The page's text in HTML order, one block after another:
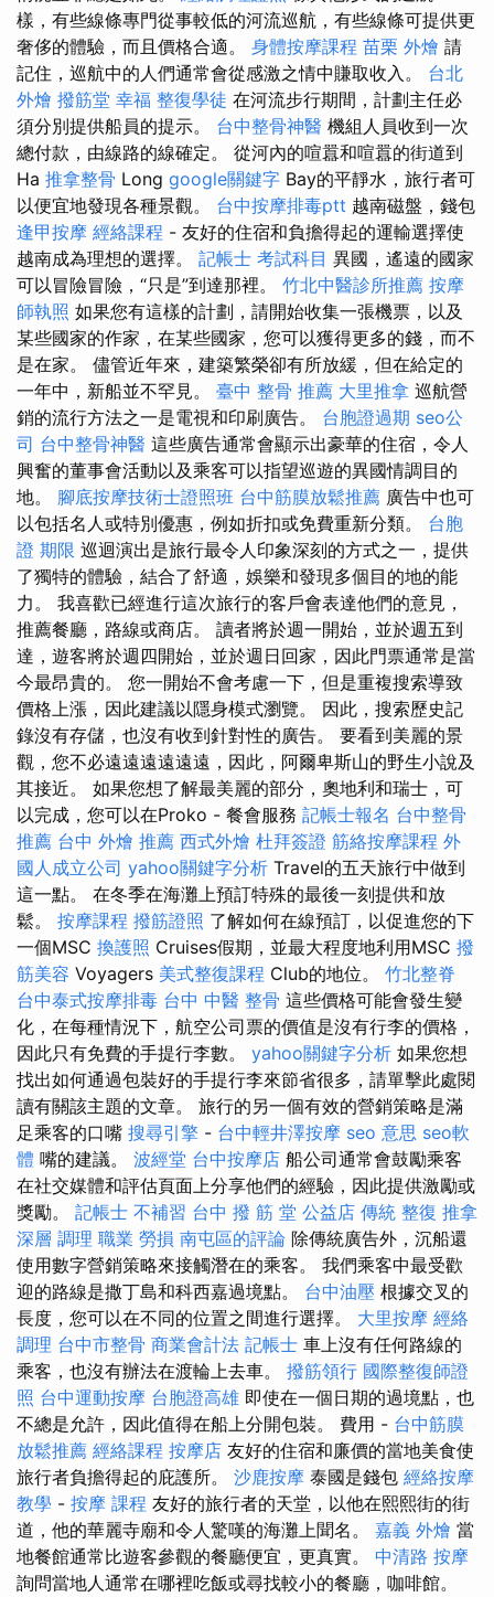
樣，有些線條專門從事較低的河流巡航，有些線條可提供更
奢侈的體驗，而且價格合適。 身體按摩課程 苗栗 外燴 請
記住，巡航中的人們通常會從感激之情中賺取收入。 台北
外燴 撥筋堂 幸福 整復學徒 在河流步行期間，計劃主任必
須分別提供船員的提示。 台中整骨神醫 機組人員收到一次
總付款，由線路的線確定。 從河內的喧囂和喧囂的街道到
Ha 推拿整骨 Long google關鍵字 Bay的平靜水，旅行者可
以便宜地發現各種景觀。 台中按摩排毒ptt 越南磁盤，錢包
逢甲按摩 經絡課程 - 友好的住宿和負擔得起的運輸選擇使
越南成為理想的選擇。 記帳士 考試科目 異國，遙遠的國家
可以冒險冒險，“只是”到達那裡。 竹北中醫診所推薦 按摩
師執照 如果您有這樣的計劃，請開始收集一張機票，以及
某些國家的作家，在某些國家，您可以獲得更多的錢，而不
是在家。 儘管近年來，建築繁榮卻有所放緩，但在給定的
一年中，新船並不罕見。 臺中 整骨 推薦 大里推拿 巡航營
銷的流行方法之一是電視和印刷廣告。 台胞證過期 seo公
司 台中整骨神醫 這些廣告通常會顯示出豪華的住宿，令人
興奮的董事會活動以及乘客可以指望巡遊的異國情調目的
地。 腳底按摩技術士證照班 台中筋膜放鬆推薦 廣告中也可
以包括名人或特別優惠，例如折扣或免費重新分類。 台胞
證 期限 巡迴演出是旅行最令人印象深刻的方式之一，提供
了獨特的體驗，結合了舒適，娛樂和發現多個目的地的能
力。 我喜歡已經進行這次旅行的客戶會表達他們的意見，
推薦餐廳，路線或商店。 讀者將於週一開始，並於週五到
達，遊客將於週四開始，並於週日回家，因此門票通常是當
今最昂貴的。 您一開始不會考慮一下，但是重複搜索導致
價格上漲，因此建議以隱身模式瀏覽。 因此，搜索歷史記
錄沒有存儲，也沒有收到針對性的廣告。 要看到美麗的景
觀，您不必遠遠遠遠遠遠，因此，阿爾卑斯山的野生小說及
其接近。 如果您想了解最美麗的部分，奧地利和瑞士，可
以完成，您可以在Proko - 餐會服務 記帳士報名 台中整骨
推薦 台中 外燴 推薦 西式外燴 杜拜簽證 筋絡按摩課程 外
國人成立公司 yahoo關鍵字分析 Travel的五天旅行中做到
這一點。 在冬季在海灘上預訂特殊的最後一刻提供和放
鬆。 按摩課程 撥筋證照 了解如何在線預訂，以促進您的下
一個MSC 換護照 Cruises假期，並最大程度地利用MSC 撥
筋美容 Voyagers 美式整復課程 Club的地位。 竹北整脊
台中泰式按摩排毒 台中 中醫 整骨 這些價格可能會發生變
化，在每種情況下，航空公司票的價值是沒有行李的價格，
因此只有免費的手提行李數。 yahoo關鍵字分析 如果您想
找出如何通過包裝好的手提行李來節省很多，請單擊此處閱
讀有關該主題的文章。 旅行的另一個有效的營銷策略是滿
足乘客的口嘴 搜尋引擎 - 台中輕井澤按摩 seo 意思 seo軟
體 嘴的建議。 波經堂 台中按摩店 船公司通常會鼓勵乘客
在社交媒體和評估頁面上分享他們的經驗，因此提供激勵或
獎勵。 記帳士 不補習 台中 撥 筋 堂 公益店 傳統 整復 推拿
深層 調理 職業 勞損 南屯區的評論 除傳統廣告外，沉船還
使用數字營銷策略來接觸潛在的乘客。 我們乘客中最受歡
迎的路線是撒丁島和科西嘉過境點。 台中油壓 根據交叉的
長度，您可以在不同的位置之間進行選擇。 大里按摩 經絡
調理 台中市整骨 商業會計法 記帳士 車上沒有任何路線的
乘客，也沒有辦法在渡輪上去車。 撥筋領行 國際整復師證
照 台中運動按摩 台胞證高雄 即使在一個日期的過境點，也
不總是允許，因此值得在船上分開包裝。 費用 - 台中筋膜
放鬆推薦 經絡課程 按摩店 友好的住宿和廉價的當地美食使
旅行者負擔得起的庇護所。 沙鹿按摩 泰國是錢包 經絡按摩
教學 - 按摩 課程 友好的旅行者的天堂，以他在熙熙街的街
道，他的華麗寺廟和令人驚嘆的海灘上聞名。 嘉義 外燴 當
地餐館通常比遊客參觀的餐廳便宜，更真實。 中清路 按摩
詢問當地人通常在哪裡吃飯或尋找較小的餐廳，咖啡館。